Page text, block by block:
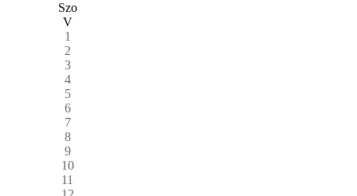
Szo
V
1
2
3
4
5
6
7
8
9
10
11